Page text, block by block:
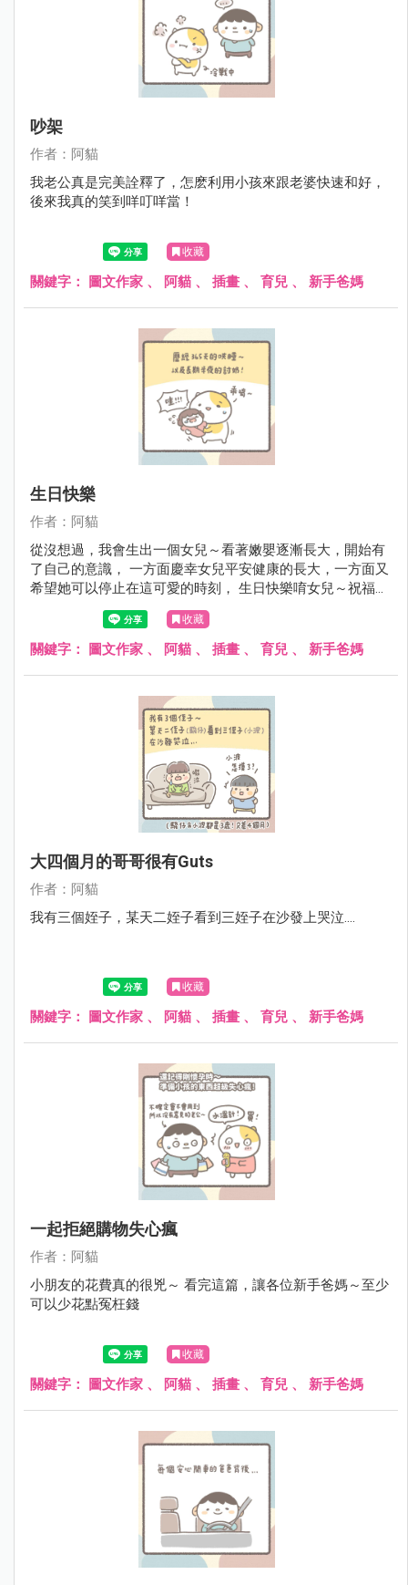
吵架
作者：阿貓
我老公真是完美詮釋了，怎麽利用小孩來跟老婆快速和好，
後來我真的笑到咩叮咩當！
收藏
關鍵字： 圖文作家 、 阿貓 、 插畫 、 育兒 、 新手爸媽
生日快樂
作者：阿貓
從沒想過，我會生出一個女兒～看著嫩嬰逐漸長大，開始有
了自己的意識， 一方面慶幸女兒平安健康的長大，一方面又
希望她可以停止在這可愛的時刻， 生日快樂唷女兒～祝福妳
平安健康繼續陽光開朗愛笑！
收藏
關鍵字： 圖文作家 、 阿貓 、 插畫 、 育兒 、 新手爸媽
大四個月的哥哥很有guts
作者：阿貓
我有三個姪子，某天二姪子看到三姪子在沙發上哭泣....
收藏
關鍵字： 圖文作家 、 阿貓 、 插畫 、 育兒 、 新手爸媽
一起拒絕購物失心瘋
作者：阿貓
小朋友的花費真的很兇～ 看完這篇，讓各位新手爸媽～至少
可以少花點冤枉錢
收藏
關鍵字： 圖文作家 、 阿貓 、 插畫 、 育兒 、 新手爸媽